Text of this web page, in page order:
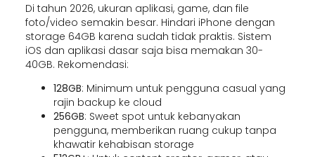
Di tahun 2026, ukuran aplikasi, game, dan file
foto/video semakin besar. Hindari iPhone dengan
storage 64GB karena sudah tidak praktis. Sistem
iOS dan aplikasi dasar saja bisa memakan 30-
40GB. Rekomendasi:
128GB: Minimum untuk pengguna casual yang
rajin backup ke cloud
256GB: Sweet spot untuk kebanyakan
pengguna, memberikan ruang cukup tanpa
khawatir kehabisan storage